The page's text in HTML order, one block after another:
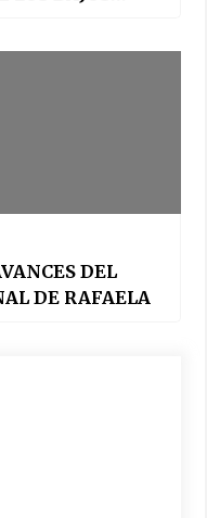
DEL
DE RAFAELA